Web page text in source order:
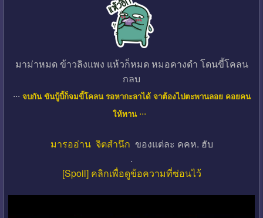
มาม่าหมด ข้าวลิงแพง แห้วก็หมด หมอคางดำ โดนขี้โคลน
กลบ
... จบกัน ขันบู้บี้ก็จมขี้โคลน รอหากะลาได้ จาต้องไปตะพานลอย คอยคน
ให้ทาน ...
มารออ่าน จิตสำนึก ของแต่ละ คคห. ฮับ
.
[Spoil] คลิกเพื่อดูข้อความที่ซ่อนไว้